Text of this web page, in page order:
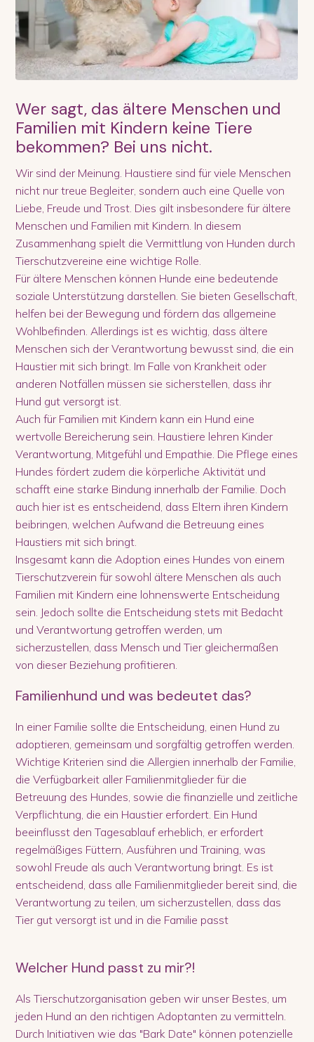
Wer sagt, das ältere Menschen und
Familien mit Kindern keine Tiere
bekommen? Bei uns nicht.
Wir sind der Meinung. Haustiere sind für viele Menschen
nicht nur treue Begleiter, sondern auch eine Quelle von
Liebe, Freude und Trost. Dies gilt insbesondere für ältere
Menschen und Familien mit Kindern. In diesem
Zusammenhang spielt die Vermittlung von Hunden durch
Tierschutzvereine eine wichtige Rolle.
Für ältere Menschen können Hunde eine bedeutende
soziale Unterstützung darstellen. Sie bieten Gesellschaft,
helfen bei der Bewegung und fördern das allgemeine
Wohlbefinden. Allerdings ist es wichtig, dass ältere
Menschen sich der Verantwortung bewusst sind, die ein
Haustier mit sich bringt. Im Falle von Krankheit oder
anderen Notfällen müssen sie sicherstellen, dass ihr
Hund gut versorgt ist.
Auch für Familien mit Kindern kann ein Hund eine
wertvolle Bereicherung sein. Haustiere lehren Kinder
Verantwortung, Mitgefühl und Empathie. Die Pflege eines
Hundes fördert zudem die körperliche Aktivität und
schafft eine starke Bindung innerhalb der Familie. Doch
auch hier ist es entscheidend, dass Eltern ihren Kindern
beibringen, welchen Aufwand die Betreuung eines
Haustiers mit sich bringt.
Insgesamt kann die Adoption eines Hundes von einem
Tierschutzverein für sowohl ältere Menschen als auch
Familien mit Kindern eine lohnenswerte Entscheidung
sein. Jedoch sollte die Entscheidung stets mit Bedacht
und Verantwortung getroffen werden, um
sicherzustellen, dass Mensch und Tier gleichermaßen
von dieser Beziehung profitieren.
Familienhund und was bedeutet das?
In einer Familie sollte die Entscheidung, einen Hund zu
adoptieren, gemeinsam und sorgfältig getroffen werden.
Wichtige Kriterien sind die Allergien innerhalb der Familie,
die Verfügbarkeit aller Familienmitglieder für die
Betreuung des Hundes, sowie die finanzielle und zeitliche
Verpflichtung, die ein Haustier erfordert. Ein Hund
beeinflusst den Tagesablauf erheblich, er erfordert
regelmäßiges Füttern, Ausführen und Training, was
sowohl Freude als auch Verantwortung bringt. Es ist
entscheidend, dass alle Familienmitglieder bereit sind, die
Verantwortung zu teilen, um sicherzustellen, dass das
Tier gut versorgt ist und in die Familie passt
Welcher Hund passt zu mir?!
Als Tierschutzorganisation geben wir unser Bestes, um
jeden Hund an den richtigen Adoptanten zu vermitteln.
Durch Initiativen wie das "Bark Date" können potenzielle